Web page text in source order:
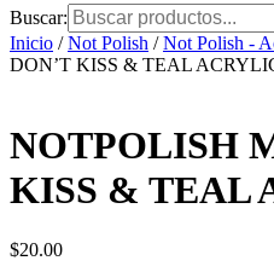
Buscar:
Inicio /Not Polish /Not Polish -
DON’T KISS & TEAL
NOTPOLISH
KISS & TEAL
$20.00